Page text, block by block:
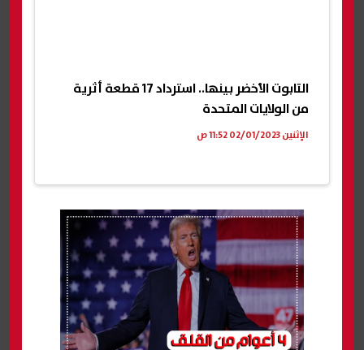
التابوت الأخضر بينها.. استرداد 17 قطعة أثرية
من الولايات المتحدة
الإثنين 02/01/2023 11:52 ص